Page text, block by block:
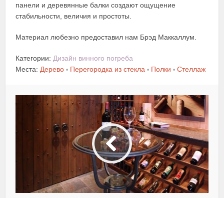
панели и деревянные балки создают ощущение
стабильности, величия и простоты.
Материал любезно предоставил нам Брэд Маккаллум.
Категории: Дизайн винного погреба
Места: Дерево • Перегородка из стекла • Полки • Стеллаж